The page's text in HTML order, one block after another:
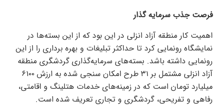
فرصت جذب سرمایه گذار
اهمیت کار منطقه آزاد انزلی در این بود که از این بسته‌ها در
نمایشگاه رونمایی کرد تا حداکثر تبلیغات و بهره برداری را از این
رونمایی داشته باشد. بسته‌های سرمایه‌گذاری گردشگری منطقه
آزاد انزلی مشتمل بر ۳۱ طرح امکان سنجی شده به ارزش ۶۱۰۰
میلیارد تومان است که در زمینه‌های خدمات هتلینگ و اقامتی،
رفاهی و تفریحی، گردشگری و تجاری تعریف شده است.